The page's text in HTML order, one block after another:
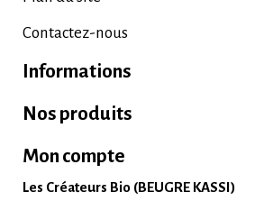
Contactez-nous
Informations
Nos produits
Mon compte
Les Créateurs Bio (BEUGRE KASSI)